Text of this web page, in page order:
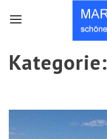
Menu
Kategorie: